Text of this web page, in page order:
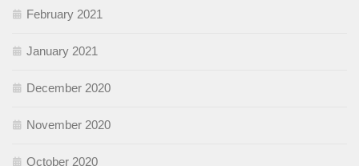
February 2021
January 2021
December 2020
November 2020
October 2020